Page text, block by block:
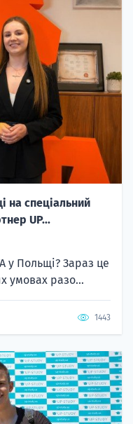
на спеціальний
UP...
у Польщі? Зараз це
умовах разо...
1443